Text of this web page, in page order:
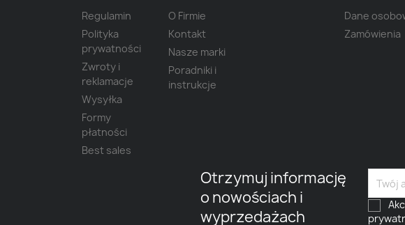
Regulamin
Polityka
prywatności
Zwroty i
reklamacje
Wysyłka
Formy
płatności
Best sales
O Firmie
Kontakt
Nasze marki
Poradniki i
instrukcje
Dane
Zamówienia
Otrzymuj informację
o nowościach i
wyprzedażach